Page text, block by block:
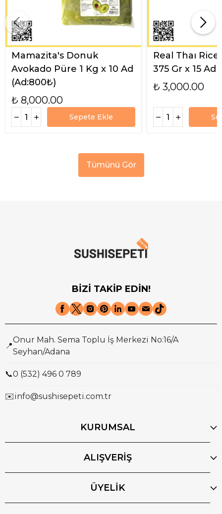
Mamazita's Donuk
Avokado Püre 1 Kg x 10 Ad
(Ad:800₺)
₺ 8,000.00
Sepete Ekle
Real Thaı
375 Gr x 15 Ad
₺ 3,000.00
Tümünü Gör
BİZİ TAKİP EDİN!
📍
Onur Mah. Sema Toplu İş Merkezi No:16/A
Seyhan/Adana
📞0 (532) 496 0 789
✉️info@sushisepeti.com.tr
KURUMSAL
ALIŞVERİŞ
ÜYELİK